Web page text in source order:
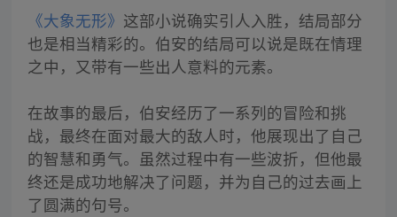
《大象无形》 这部小说确实引人入胜，结局部分
也是相当精彩的。伯安的结局可以说是既在情理
之中，又带有一些出人意料的元素。
在故事的最后，伯安经历了一系列的冒险和挑
战，最终在面对最大的敌人时，他展现出了自己
的智慧和勇气。虽然过程中有一些波折，但他最
终还是成功地解决了问题，并为自己的过去画上
了圆满的句号。